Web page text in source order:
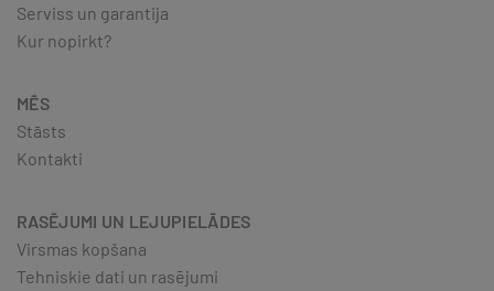
Serviss un garantija
Kur nopirkt?
MĒS
Stāsts
Kontakti
RASĒJUMI UN LEJUPIELĀDES
Virsmas kopšana
Tehniskie dati un rasējumi